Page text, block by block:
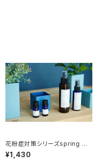
花粉症対策シリーズspring マ
スクスプレー 30ml
¥1,430